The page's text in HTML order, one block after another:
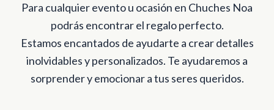
Para cualquier evento u ocasión en Chuches Noa
podrás encontrar el regalo perfecto.
Estamos encantados de ayudarte a crear detalles
inolvidables y personalizados. Te ayudaremos a
sorprender y emocionar a tus seres queridos.